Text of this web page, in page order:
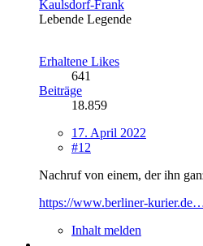
Kaulsdorf-Frank
Lebende Legende
Erhaltene Likes
641
Beiträge
18.859
17. April 2022
#12
Nachruf von einem, der ihn
https://www.berliner-
Inhalt melden